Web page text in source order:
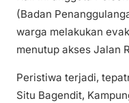
(Badan
warga melakukan
menutup akses Jalan
Peristiwa terjadi,
Situ Bagendit,